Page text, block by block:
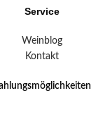
Service
Weinblog
Kontakt